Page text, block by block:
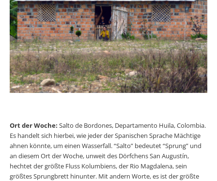
Ort der Woche: Salto de Bordones, Departamento Huila, Colombia.
Es handelt sich hierbei, wie jeder der Spanischen Sprache Mächtige
ahnen könnte, um einen Wasserfall. “Salto” bedeutet “Sprung” und
an diesem Ort der Woche, unweit des Dörfchens San Augustín,
hechtet der größte Fluss Kolumbiens, der Rio Magdalena, sein
größtes Sprungbrett hinunter. Mit andern Worte, es ist der größte